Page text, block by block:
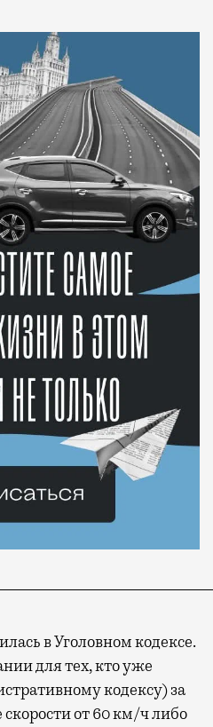
в Уголовном кодексе.
для тех, кто уже
кодексу) за
от 60 км/ч либо